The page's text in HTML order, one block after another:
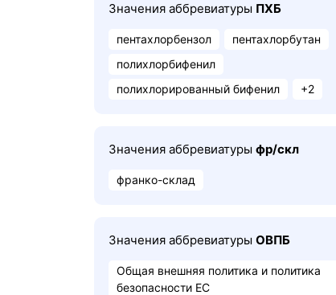
Значения аббревиатуры ПХБ
пентахлорбензол
пентахлорбутан
полихлорбифенил
полихлорированный бифенил
+2
Значения аббревиатуры фр/скл
франко-склад
Значения аббревиатуры ОВПБ
Общая внешняя политика и политика
безопасности ЕС